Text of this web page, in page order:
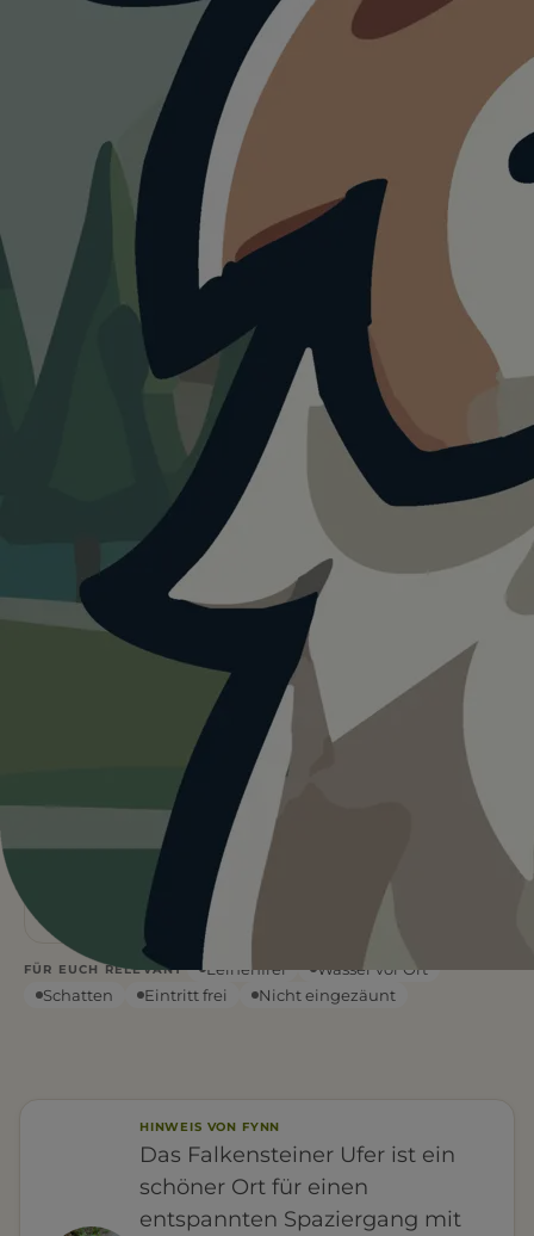
Visualisierung · KI
Falkensteiner Ufer
Heute ist für Falkensteiner Ufer.
Wetterdaten:
Sand
STRANDART
Flach &
tief
FÜR EUCH RELEVANT Leinenfrei
Wasser vor Ort
Schatten
Eintritt frei Nicht eingezäunt
HINWEIS VON FYNN
Das Falkensteiner Ufer ist ein
schöner Ort für einen
entspannten Spaziergang mit